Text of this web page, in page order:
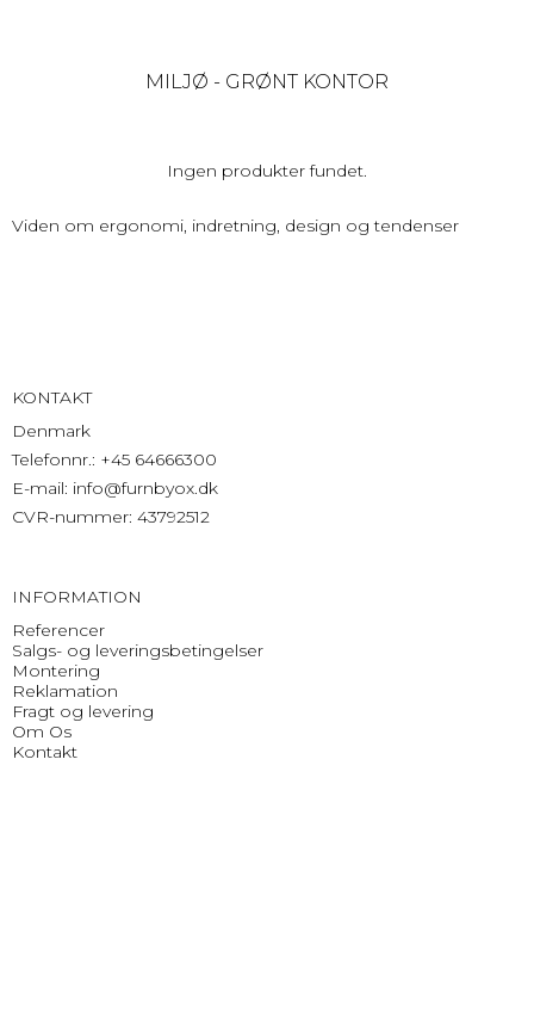
MILJØ - GRØNT KONTOR
Ingen produkter fundet.
Viden om ergonomi, indretning, design og tendenser
KONTAKT
Denmark
Telefonnr.: +45 64666300
E-mail: info@furnbyox.dk
CVR-nummer: 43792512
INFORMATION
Referencer
Salgs- og leveringsbetingelser
Montering
Reklamation
Fragt og levering
Om Os
Kontakt